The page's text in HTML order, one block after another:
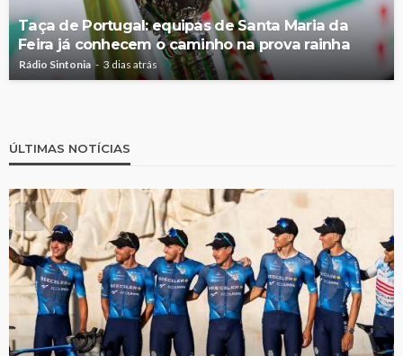
Taça de Portugal: equipas de Santa Maria da
Feira já conhecem o caminho na prova rainha
Rádio Sintonia 3 dias atrás
ÚLTIMAS NOTÍCIAS